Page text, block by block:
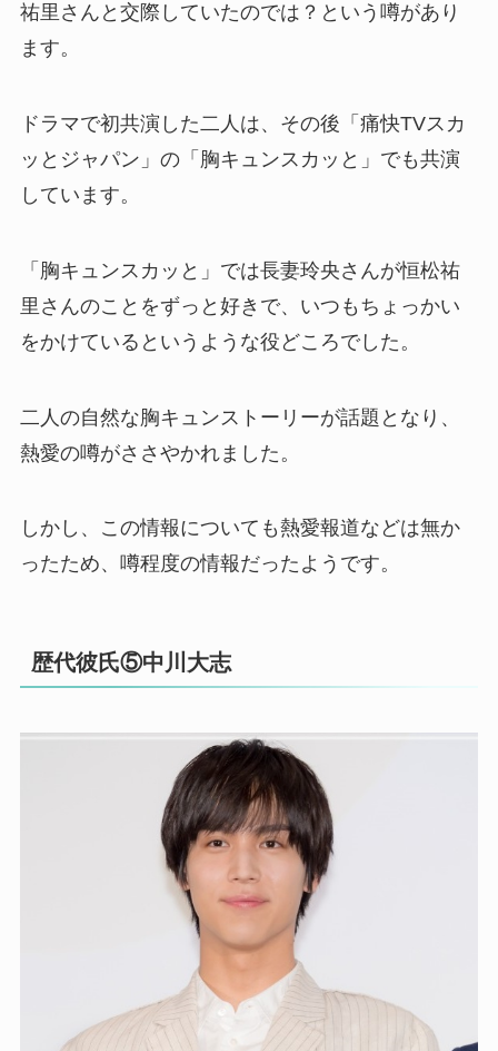
祐里さんと交際していたのでは？という噂があり
ます。
ドラマで初共演した二人は、その後「痛快TVスカ
ッとジャパン」の「胸キュンスカッと」でも共演
しています。
「胸キュンスカッと」では長妻玲央さんが恒松祐
里さんのことをずっと好きで、いつもちょっかい
をかけているというような役どころでした。
二人の自然な胸キュンストーリーが話題となり、
熱愛の噂がささやかれました。
しかし、この情報についても熱愛報道などは無か
ったため、噂程度の情報だったようです。
歴代彼氏⑤中川大志